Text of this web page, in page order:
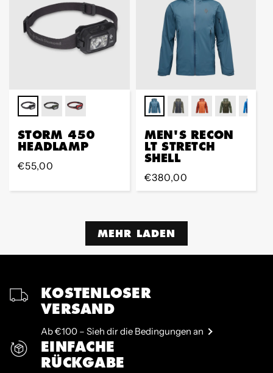
STORM 450
HEADLAMP
Regular
€55,00
MEN'S RECON
LT STRETCH
SHELL
Regular
Preis
€380,00
MEHR LADEN
KOSTENLOSER
VERSAND
Ab €100 – Sieh dir die Bedingungen an
EINFACHE
RÜCKGABE